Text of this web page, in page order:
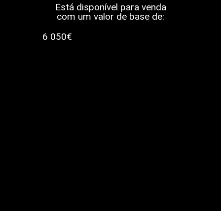
Está disponível para venda
com um valor de base de:
6 050€